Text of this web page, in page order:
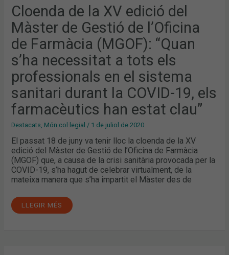
Cloenda de la XV edició del
Màster de Gestió de l’Oficina
de Farmàcia (MGOF): “Quan
s’ha necessitat a tots els
professionals en el sistema
sanitari durant la COVID-19, els
farmacèutics han estat clau”
Destacats Món col·legial / 1 de juliol de 2020
El passat 18 de juny va tenir lloc la cloenda de la XV
edició del Màster de Gestió de l’Oficina de Farmàcia
(MGOF) que, a causa de la crisi sanitària provocada per la
COVID-19, s’ha hagut de celebrar virtualment, de la
mateixa manera que s’ha impartit el Màster des de
GESTIÓ
DE
L’OFICINA
DE
FARMÀCIA
(MGOF):
“QUAN
S’HA
NECESSITAT
A
TOTS
ELS
PROFESSIONALS
EN
EL
SISTEMA
SANITARI
LA
COVID-
19,
ELS
FARMACÈUTICS
HAN
ESTAT
CLAU”
LLEGIR MÉS